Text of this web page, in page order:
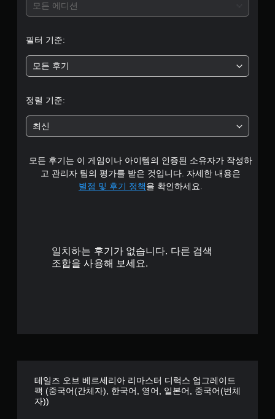
평
균
개
별
모든 에디션
필터 기준:
모든 후기
정렬 기준:
최신
모든 후기는 이 게임이나 아이템의 인증된 소유자가 작성하
고 관리자 팀의 평가를 받은 것입니다. 자세한 내용은
별점 및 후기 정책을 확인하세요.
일치하는 후기가 없습니다. 다른 검색
조합을 사용해 보세요.
테일즈 오브 베르세리아 리마스터 디럭스 업그레이드
팩 (중국어(간체자), 한국어, 영어, 일본어, 중국어(번체
자))